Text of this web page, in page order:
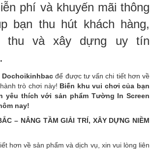
phí và khuyến mãi thông
bạn thu hút khách hàng,
thu và xây dựng uy tín
Dochoikinhbac để được tư vấn chi tiết hơn về
trò chơi này! Biến khu vui chơi của bạn
yêu thích với sản phẩm Tường In Screen
nay!
– NÂNG TẦM GIẢI TRÍ, XÂY DỰNG NIỀM
hơn về sản phẩm và dịch vụ, xin vui lòng liên